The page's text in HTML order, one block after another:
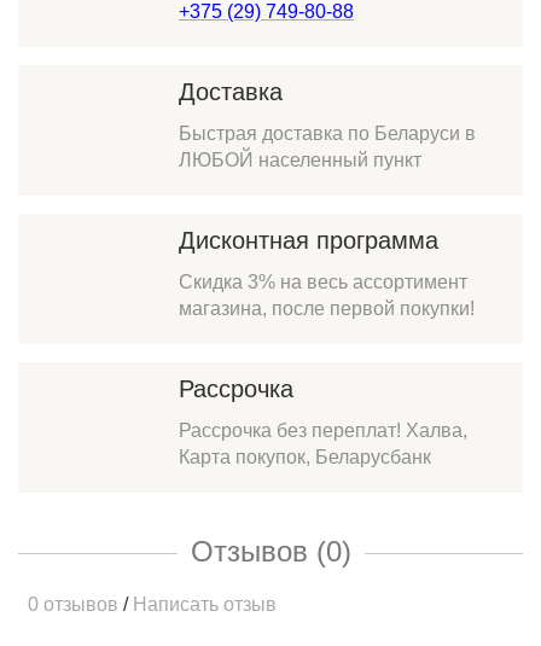
+375 (29) 749-80-88
Доставка
Быстрая доставка по Беларуси в
ЛЮБОЙ населенный пункт
Дисконтная программа
Скидка 3% на весь ассортимент
магазина, после первой покупки!
Рассрочка
Рассрочка без переплат! Халва,
Карта покупок, Беларусбанк
Отзывов (0)
0 отзывов / Написать отзыв